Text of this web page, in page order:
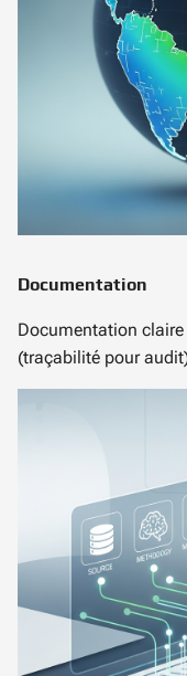
Documentation
Documentation
(traçabilité pour